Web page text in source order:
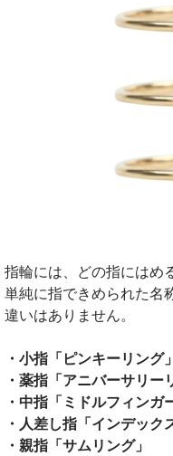
指輪には、どの指にはめ
単純に指できめられた名
違いはありません。
・小指「ピンキーリング」
・薬指「アニバーサリー
・中指「ミドルフィンガ
・人差し指「インデック
・親指「サムリング」